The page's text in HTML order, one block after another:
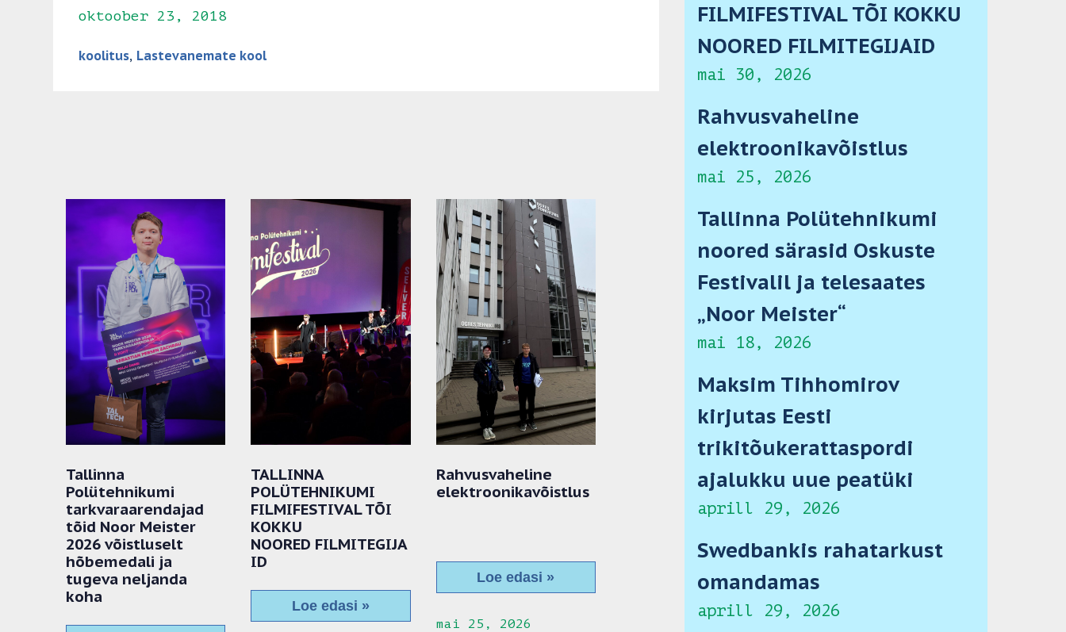
oktoober 23, 2018
koolitus, Lastevanemate kool
Tallinna
Polütehnikumi
tarkvaraarendajad
tõid Noor Meister
2026 võistluselt
hõbemedali ja
tugeva neljanda
koha
TALLINNA
POLÜTEHNIKUMI
FILMIFESTIVAL TÕI
KOKKU
NOORED FILMITEGIJA
ID
Loe edasi »
Rahvusvaheline
elektroonikavõistlus
Loe edasi »
mai 25, 2026
FILMIFESTIVAL TÕI KOKKU
NOORED FILMITEGIJAID
mai 30, 2026
Rahvusvaheline
elektroonikavõistlus
mai 25, 2026
Tallinna Polütehnikumi
noored särasid Oskuste
Festivalil ja telesaates
„Noor Meister“
mai 18, 2026
Maksim Tihhomirov
kirjutas Eesti
trikitõukerattaspordi
ajalukku uue peatüki
aprill 29, 2026
Swedbankis rahatarkust
omandamas
aprill 29, 2026